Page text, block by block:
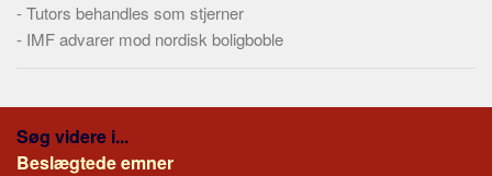
-Tutors behandles som stjerner
- IMF advarer mod nordisk boligboble
Søg videre i...
Beslægtede emner